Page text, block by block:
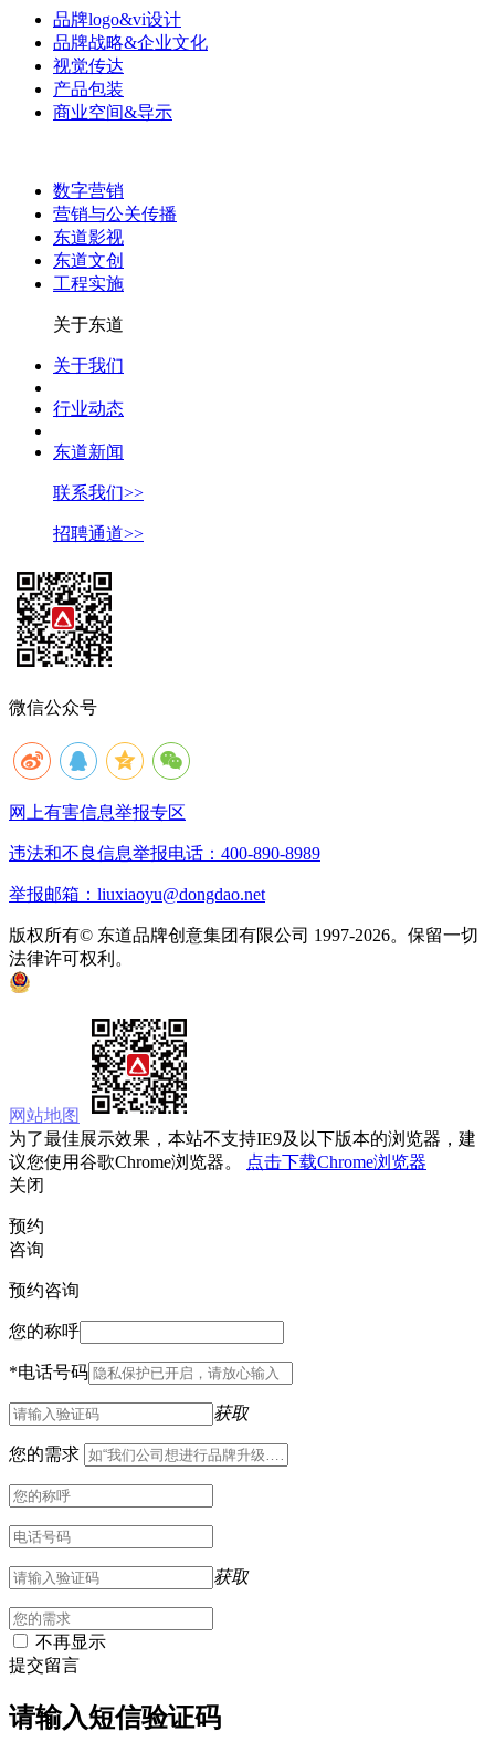
品牌logo&vi设计
品牌战略&企业文化
视觉传达
产品包装
商业空间&导示
数字营销
营销与公关传播
东道影视
东道文创
工程实施
关于东道
关于我们
行业动态
东道新闻
联系我们>>
招聘通道>>
微信公众号
网上有害信息举报专区
违法和不良信息举报电话：400-890-8989
举报邮箱：liuxiaoyu@dongdao.net
版权所有© 东道品牌创意集团有限公司 1997-2026。保留一切
法律许可权利。
网站地图
为了最佳展示效果，本站不支持IE9及以下版本的浏览器，建
议您使用谷歌Chrome浏览器。
点击下载Chrome浏览器
关闭
预约
咨询
预约咨询
您的称呼
*电话号码
获取
您的需求
获取
不再显示
提交留言
请输入短信验证码